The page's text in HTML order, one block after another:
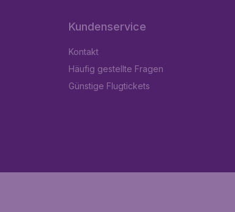
Kundenservice
Kontakt
Häufig gestellte Fragen
Günstige Flugtickets